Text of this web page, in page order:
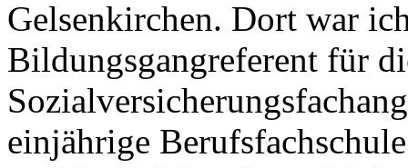
Gelsenkirchen. Dort war
Bildungsgangreferent für
einjährige